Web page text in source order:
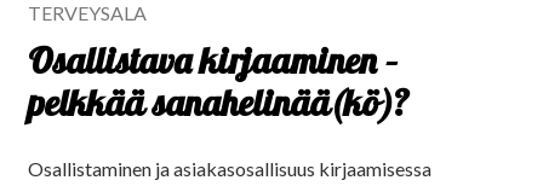
TERVEYSALA
Osallistava kirjaaminen –
pelkkää sanahelinää(kö)?
Osallistaminen ja asiakasosallisuus kirjaamisessa